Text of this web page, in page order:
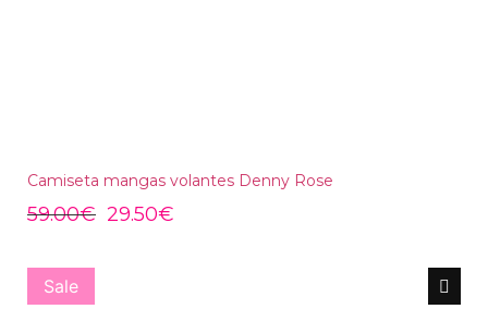
Camiseta mangas volantes Denny Rose
59.00€ 29.50€
Sale